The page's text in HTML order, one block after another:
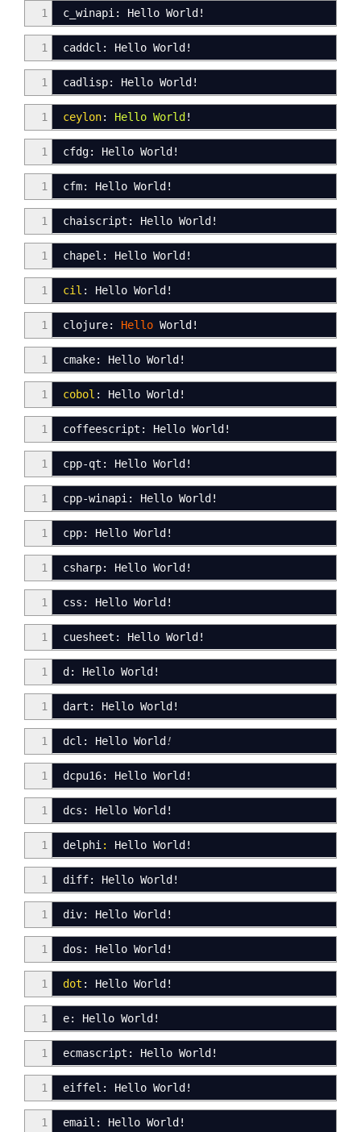
1 c_winapi : Hello World!
1 caddcl : Hello World!
1 cadlisp: Hello World!
1 ceylon: Hello World!
1 cfdg: Hello World!
1 cfm: Hello World!
1 chaiscript : Hello World!
1 chapel : Hello World!
1 cil : Hello World!
1 clojure: Hello World!
1 cmake: Hello World!
1 cobol : Hello World!
1 coffeescript : Hello World!
1 cpp-qt : Hello World!
1 cpp-winapi : Hello World!
1 cpp: Hello World!
1 csharp: Hello World!
1 css : Hello World!
1 cuesheet : Hello World!
1 d: Hello World!
1 dart : Hello World!
1 dcl: Hello World!
1 dcpu16: Hello World!
1 dcs : Hello World!
1 delphi : Hello World!
1 diff: Hello World!
1 div: Hello World!
1 dos: Hello World!
1 dot : Hello World!
1 e: Hello World!
1 ecmascript : Hello World!
1 eiffel : Hello World!
1 email: Hello World!